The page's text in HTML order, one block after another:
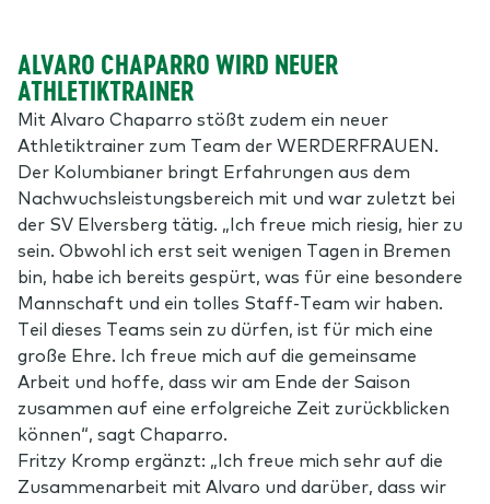
ALVARO CHAPARRO WIRD NEUER
ATHLETIKTRAINER
Mit Alvaro Chaparro stößt zudem ein neuer
Athletiktrainer zum Team der WERDERFRAUEN.
Der Kolumbianer bringt Erfahrungen aus dem
Nachwuchsleistungsbereich mit und war zuletzt bei
der SV Elversberg tätig. „Ich freue mich riesig, hier zu
sein. Obwohl ich erst seit wenigen Tagen in Bremen
bin, habe ich bereits gespürt, was für eine besondere
Mannschaft und ein tolles Staff-Team wir haben.
Teil dieses Teams sein zu dürfen, ist für mich eine
große Ehre. Ich freue mich auf die gemeinsame
Arbeit und hoffe, dass wir am Ende der Saison
zusammen auf eine erfolgreiche Zeit zurückblicken
können“, sagt Chaparro.
Fritzy Kromp ergänzt: „Ich freue mich sehr auf die
Zusammenarbeit mit Alvaro und darüber, dass wir